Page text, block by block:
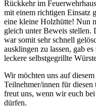
Rückkehr im
mit einem richtigen Einsatz
eine kleine Holzhütte! Nun
gleich unter Beweis stellen.
war somit sehr schnell
ausklingen zu lassen, gab
leckere selbstgegrillte
Wir möchten uns auf
Teilnehmer/innen für
freut uns, wenn wir euch
dürfen.